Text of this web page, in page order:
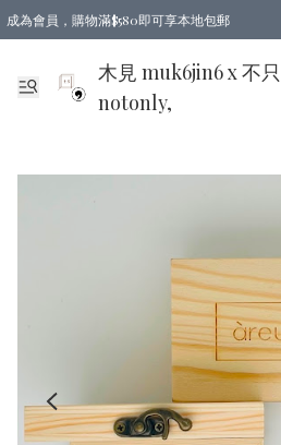
成為會員，購物滿$580即可享本地包郵
亞洲地區買滿$780包郵，歐美地區買滿$980包郵
木見 muk6jin6 x 不只
notonly,